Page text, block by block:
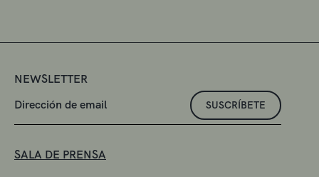
NEWSLETTER
SUSCRÍBETE
SALA DE PRENSA